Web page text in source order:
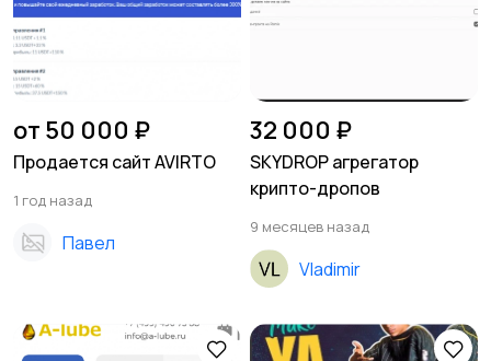
от 50 000 ₽
Продается сайт AVIRTO
1 год назад
Павел
32 000 ₽
SKYDROP агрегатор
крипто-дропов
9 месяцев назад
Vladimir